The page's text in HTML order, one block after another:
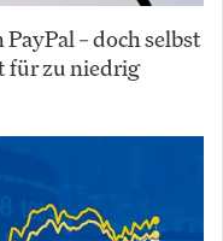
– doch selbst
für zu niedrig